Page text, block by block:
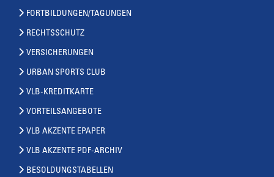
FORTBILDUNGEN/TAGUNGEN
RECHTSSCHUTZ
VERSICHERUNGEN
URBAN SPORTS CLUB
VLB-KREDITKARTE
VORTEILSANGEBOTE
VLB AKZENTE EPAPER
VLB AKZENTE PDF-ARCHIV
BESOLDUNGSTABELLEN